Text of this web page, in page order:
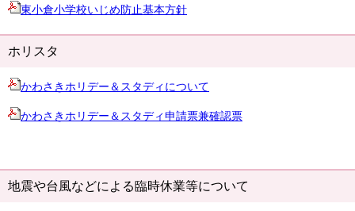
東小倉小学校いじめ防止基本方針
ホリスタ
かわさきホリデー＆スタディについて
かわさきホリデー＆スタディ申請票兼確認票
地震や台風などによる臨時休業等について